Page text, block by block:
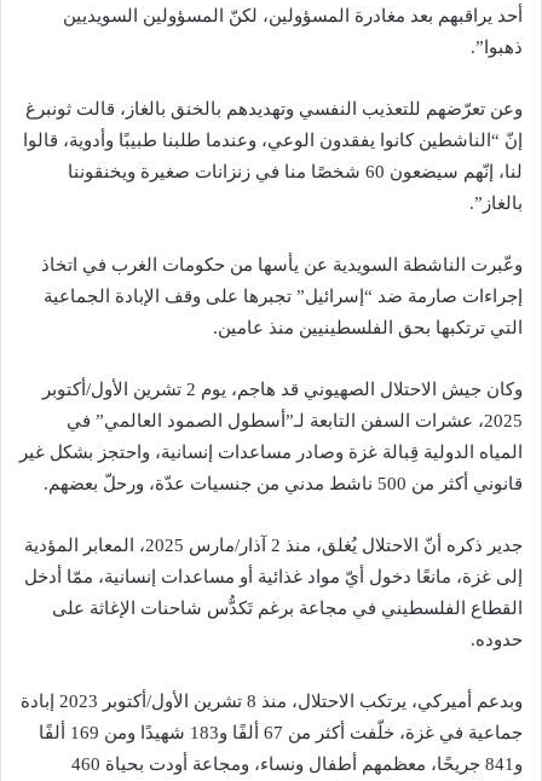
أحد يراقبهم بعد مغادرة المسؤولين، لكنّ المسؤولين السويديين
ذهبوا”.
وعن تعرّضهم للتعذيب النفسي وتهديدهم بالخنق بالغاز، قالت ثونبرغ
إنّ “الناشطين كانوا يفقدون الوعي، وعندما طلبنا طبيبًا وأدوية، قالوا
لنا، إنّهم سيضعون 60 شخصًا منا في زنزانات صغيرة ويخنقوننا
بالغاز”.
وعّبرت الناشطة السويدية عن يأسها من حكومات الغرب في اتخاذ
إجراءات صارمة ضد “إسرائيل” تجبرها على وقف الإبادة الجماعية
التي ترتكبها بحق الفلسطينيين منذ عامين.
وكان جيش الاحتلال الصهيوني قد هاجم، يوم 2 تشرين الأول/أكتوبر
2025، عشرات السفن التابعة لـ”أسطول الصمود العالمي” في
المياه الدولية قِبالة غزة وصادر مساعدات إنسانية، واحتجز بشكل غير
قانوني أكثر من 500 ناشط مدني من جنسيات عدّة، ورحلّ بعضهم.
جدير ذكره أنّ الاحتلال يُغلق، منذ 2 آذار/مارس 2025، المعابر المؤدية
إلى غزة، مانعًا دخول أيّ مواد غذائية أو مساعدات إنسانية، ممّا أدخل
القطاع الفلسطيني في مجاعة برغم تَكدُّس شاحنات الإغاثة على
حدوده.
وبدعم أميركي، يرتكب الاحتلال، منذ 8 تشرين الأول/أكتوبر 2023 إبادة
جماعية في غزة، خلّفت أكثر من 67 ألفًا و183 شهيدًا ومن 169 ألفًا
و841 جريحًا، معظمهم أطفال ونساء، ومجاعة أودت بحياة 460